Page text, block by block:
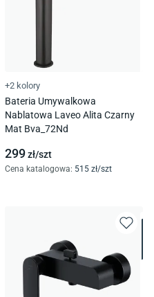
+2 kolory
Bateria Umywalkowa
Nablatowa Laveo Alita Czarny
Mat Bva_72Nd
299zł/szt
Cena katalogowa: 515 zł/szt